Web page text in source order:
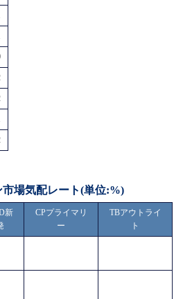
市場気配レート(単位:%)
新
CPプライマリ
ー
TBアウトライ
ト